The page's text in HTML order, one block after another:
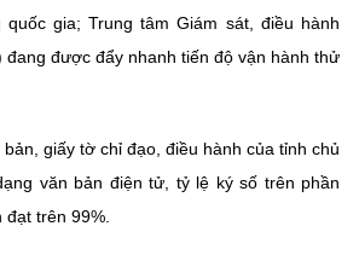
gia; Trung tâm Giám sát, điều hành
đang được đẩy nhanh tiến độ vận hành thử
giấy tờ chỉ đạo, điều hành của tỉnh chủ
văn bản điện tử, tỷ lệ ký số trên phần
trên 99%.